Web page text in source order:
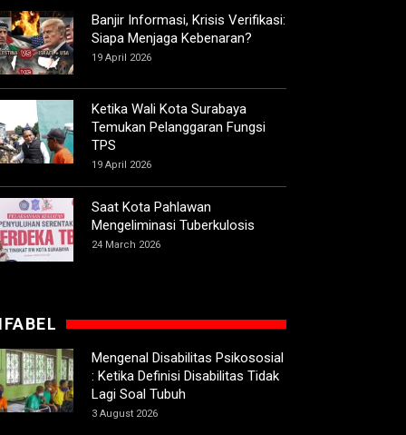
Banjir Informasi, Krisis Verifikasi:
Siapa Menjaga Kebenaran?
19 April 2026
Ketika Wali Kota Surabaya
Temukan Pelanggaran Fungsi
TPS
19 April 2026
Saat Kota Pahlawan
Mengeliminasi Tuberkulosis
24 March 2026
Mengenal Disabilitas Psikososial
: Ketika Definisi Disabilitas Tidak
Lagi Soal Tubuh
3 August 2026